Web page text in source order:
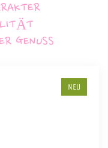
GENUSS
NEU